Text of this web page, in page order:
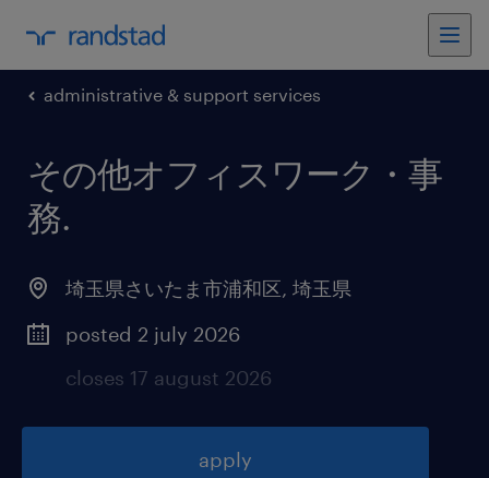
administrative & support services
その他オフィスワーク・事
務.
埼玉県さいたま市浦和区, 埼玉県
posted 2 july 2026
closes 17 august 2026
apply